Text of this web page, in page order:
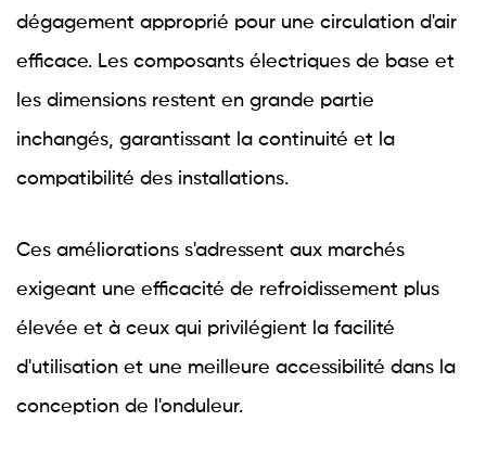
dégagement approprié pour une circulation d'air
efficace. Les composants électriques de base et
les dimensions restent en grande partie
inchangés, garantissant la continuité et la
compatibilité des installations.
Ces améliorations s'adressent aux marchés
exigeant une efficacité de refroidissement plus
élevée et à ceux qui privilégient la facilité
d'utilisation et une meilleure accessibilité dans la
conception de l'onduleur.